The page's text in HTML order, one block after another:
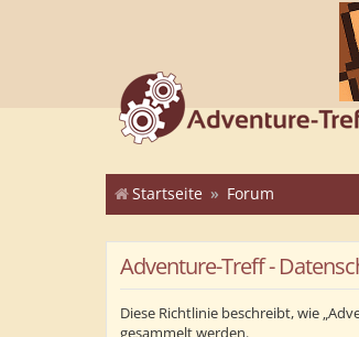
Startseite Forum
Adventure-Treff -
Diese Richtlinie beschreibt, wie
gesammelt werden.